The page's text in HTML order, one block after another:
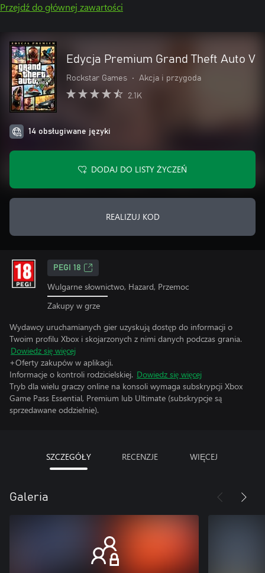
Przejdź do głównej zawartości
Edycja Premium Grand Theft Auto V
Rockstar Games • Akcja i przygoda
2.1K
14 obsługiwane języki
DODAJ DO LISTY ŻYCZEŃ
REALIZUJ KOD
PEGI 18
Wulgarne słownictwo, Hazard, Przemoc
Zakupy w grze
Wydawcy uruchamianych gier uzyskują dostęp do informacji o
Twoim profilu Xbox i skojarzonych z nimi danych podczas grania.
Dowiedz się więcej
+Oferty zakupów w aplikacji.
Informacje o kontroli rodzicielskiej. Dowiedz się więcej
Tryb dla wielu graczy online na konsoli wymaga subskrypcji Xbox
Game Pass Essential, Premium lub Ultimate (subskrypcje są
sprzedawane oddzielnie).
SZCZEGÓŁY RECENZJE WIĘCEJ
Galeria